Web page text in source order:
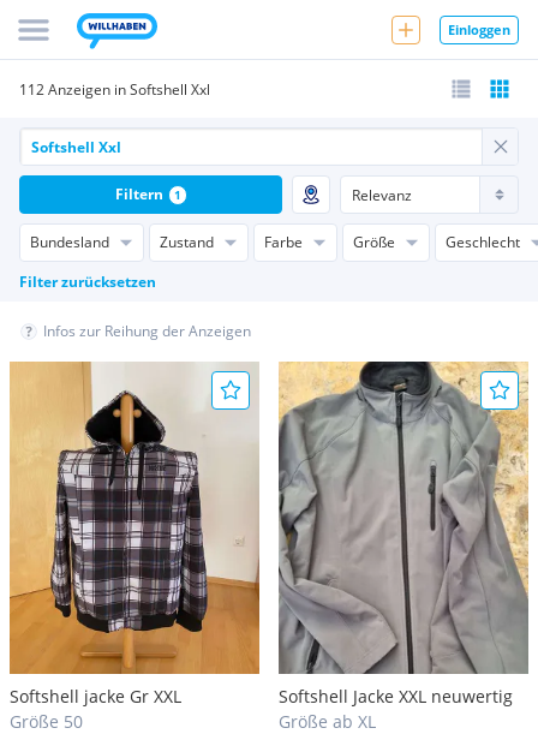
Einloggen
112 Anzeigen in Softshell Xxl
Bundesland Zustand Farbe Größe
Geschlecht
Filter zurücksetzen
Filtern 1
Infos zur Reihung der Anzeigen
Softshell jacke Gr XXL
Größe 50
Softshell Jacke XXL neuwertig
Größe ab XL